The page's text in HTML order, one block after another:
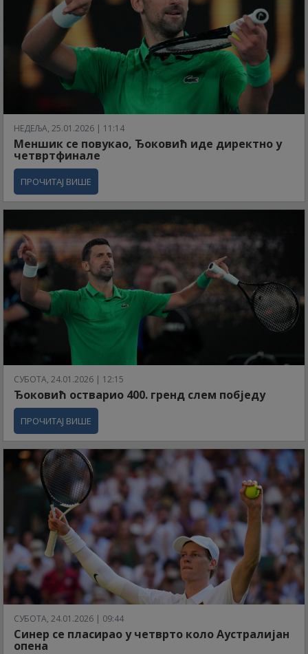
НЕДЕЉА, 25.01.2026 | 11:14
Меншик се повукао, Ђоковић иде директно у
четвртфинале
ПРОЧИТАЈ ВИШЕ
СУБОТА, 24.01.2026 | 12:15
Ђоковић остварио 400. гренд слем побједу
ПРОЧИТАЈ ВИШЕ
СУБОТА, 24.01.2026 | 09:44
Синер се пласирао у четврто коло Аустралијан
опена